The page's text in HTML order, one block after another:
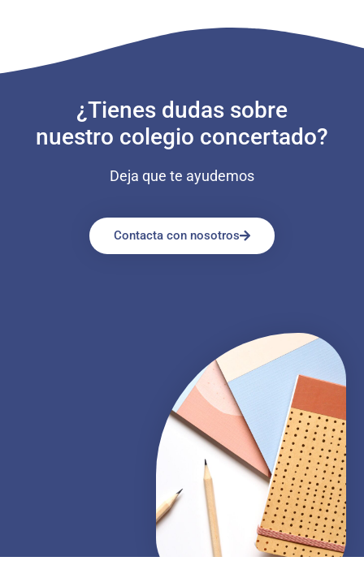
¿Tienes dudas sobre
nuestro colegio concertado?
Deja que te ayudemos
Contacta con nosotros